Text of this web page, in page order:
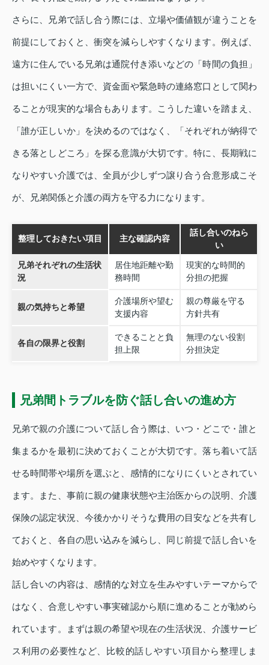
さらに、兄弟で話し合う際には、立場や価値観が違うことを
前提にしておくと、衝突を減らしやすくなります。例えば、
遠方に住んでいる兄弟は通院付き添いなどの「時間の負担」
は担いにくい一方で、資金面や緊急時の連絡窓口として関わ
ることが現実的な場合もあります。こうした違いを踏まえ、
「誰が正しいか」を決めるのではなく、「それぞれが納得で
きる落としどころ」を探る意識が大切です。特に、長期戦に
なりやすい介護では、全員が少しずつ譲り合う合意形成こそ
が、兄弟関係と介護の両方を守る力になります。
整理しておきたい項目 主な確認内容
話し合いのねら
い
兄弟それぞれの生活状
況
居住地距離や勤
務時間
現実的な時間的
分担の把握
親の気持ちと希望
介護場所や望む
支援内容
親の尊厳を守る
方針共有
各自の限界と役割
できることと負
担上限
無理のない役割
分担決定
兄弟間トラブルを防ぐ話し合いの進め方
兄弟で親の介護について話し合う際は、いつ・どこで・誰と
集まるかを最初に決めておくことが大切です。落ち着いて話
せる時間帯や場所を選ぶと、感情的になりにくいとされてい
ます。また、事前に親の健康状態や主治医からの説明、介護
保険の認定状況、今後かかりそうな費用の目安などを共有し
ておくと、各自の思い込みを減らし、同じ前提で話し合いを
始めやすくなります。
話し合いの内容は、感情的な対立を生みやすいテーマからで
はなく、合意しやすい事実確認から順に進めることが勧めら
れています。まずは親の希望や現在の生活状況、介護サービ
ス利用の必要性など、比較的話しやすい項目から整理しま